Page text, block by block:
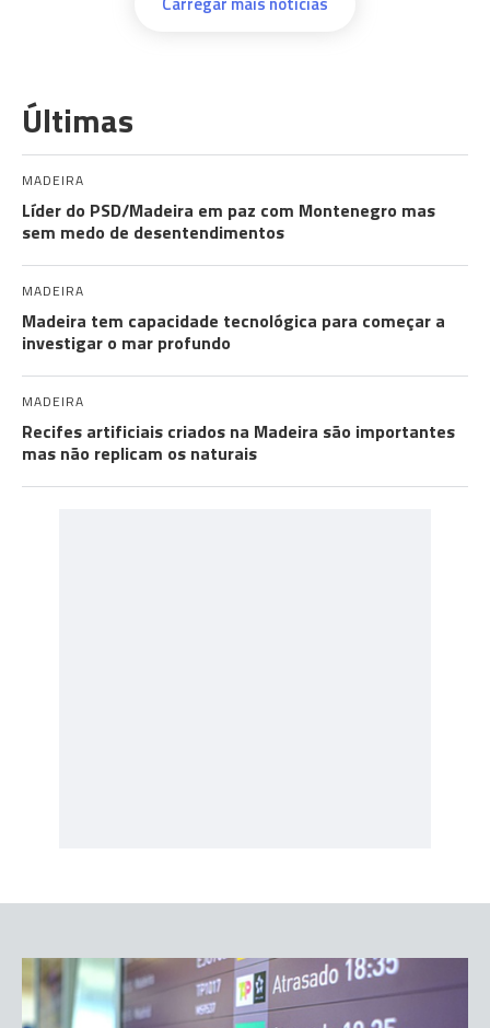
Últimas
MADEIRA
Líder do PSD/Madeira em paz com Montenegro mas
sem medo de desentendimentos
MADEIRA
Madeira tem capacidade tecnológica para começar a
investigar o mar profundo
MADEIRA
Recifes artificiais criados na Madeira são importantes
mas não replicam os naturais